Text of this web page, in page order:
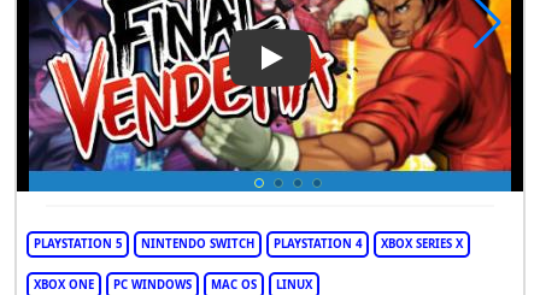
Play Video: Final Vendetta
PLAYSTATION 5 NINTENDO SWITCH PLAYSTATION 4 XBOX SERIES X
XBOX ONE PC WINDOWS MAC OS LINUX